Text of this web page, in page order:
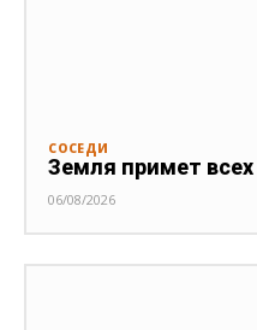
СОСЕДИ
Земля примет всех
06/08/2026